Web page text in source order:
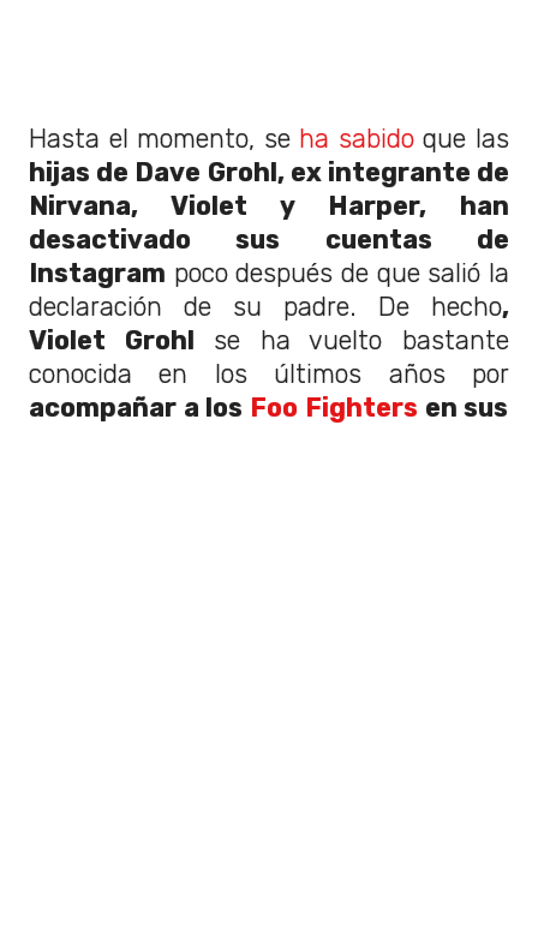
Hasta el momento, se ha sabidoque las
hijas de Dave Grohl, ex integrante de
Nirvana, Violet y Harper, han
desactivado sus cuentas de
Instagram poco después de que salió la
declaración de su padre. De hecho,
Violet Grohl
se ha vuelto bastante
conocida en los últimos años por
acompañar a los Foo Fighters en sus